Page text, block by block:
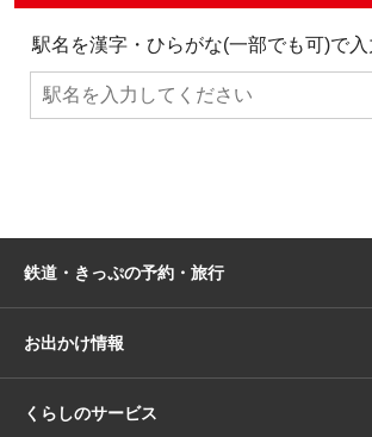
駅名を漢字・ひらがな(一部でも可)で入
鉄道・きっぷの予約・旅行
お出かけ情報
くらしのサービス